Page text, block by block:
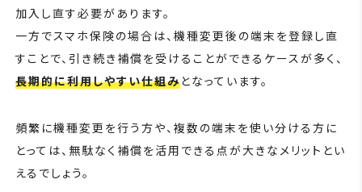
加入し直す必要があります。
一方でスマホ保険の場合は、機種変更後の端末を登録し直
すことで、引き続き補償を受けることができるケースが多く、
長期的に利用しやすい仕組みとなっています。
頻繁に機種変更を行う方や、複数の端末を使い分ける方に
とっては、無駄なく補償を活用できる点が大きなメリットとい
えるでしょう。